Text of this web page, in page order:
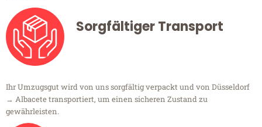
Sorgfältiger Transport
Ihr Umzugsgut wird von uns sorgfältig verpackt und von Düsseldorf
→ Albacete transportiert, um einen sicheren Zustand zu
gewährleisten.